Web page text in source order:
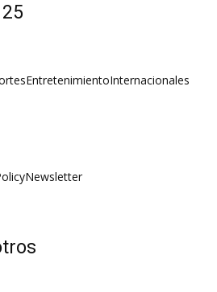
EntretenimientoInternacionales
Newsletter